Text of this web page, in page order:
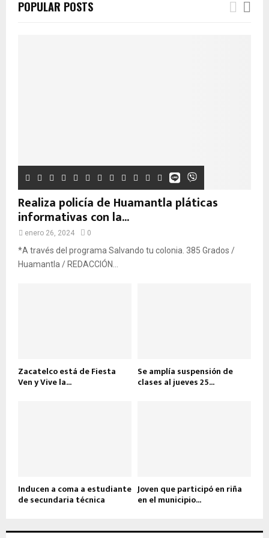
POPULAR POSTS
Realiza policía de Huamantla pláticas
informativas con la...
enero 26, 2024 0
*A través del programa Salvando tu colonia. 385 Grados /
Huamantla / REDACCIÓN...
Zacatelco está de Fiesta
Ven y Vive la...
Se amplía suspensión de
clases al jueves 25...
Inducen a coma a estudiante
de secundaria técnica
Joven que participó en riña
en el municipio...